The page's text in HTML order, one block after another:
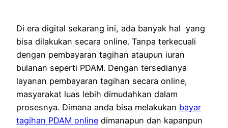
Di era digital sekarang ini, ada banyak hal yang
bisa dilakukan secara online. Tanpa terkecuali
dengan pembayaran tagihan ataupun iuran
bulanan seperti PDAM. Dengan tersedianya
layanan pembayaran tagihan secara online,
masyarakat luas lebih dimudahkan dalam
prosesnya. Dimana anda bisa melakukan bayar
tagihan PDAM online dimanapun dan kapanpun